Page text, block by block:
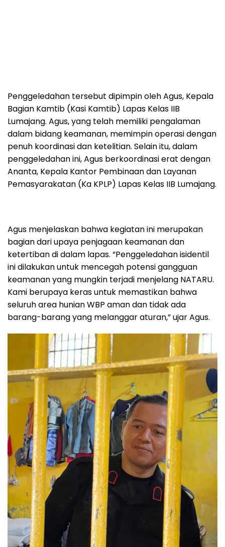
Penggeledahan tersebut dipimpin oleh Agus, Kepala
Bagian Kamtib (Kasi Kamtib) Lapas Kelas IIB
Lumajang. Agus, yang telah memiliki pengalaman
dalam bidang keamanan, memimpin operasi dengan
penuh koordinasi dan ketelitian. Selain itu, dalam
penggeledahan ini, Agus berkoordinasi erat dengan
Ananta, Kepala Kantor Pembinaan dan Layanan
Pemasyarakatan (Ka KPLP) Lapas Kelas IIB Lumajang.
Agus menjelaskan bahwa kegiatan ini merupakan
bagian dari upaya penjagaan keamanan dan
ketertiban di dalam lapas. “Penggeledahan isidentil
ini dilakukan untuk mencegah potensi gangguan
keamanan yang mungkin terjadi menjelang NATARU.
Kami berupaya keras untuk memastikan bahwa
seluruh area hunian WBP aman dan tidak ada
barang-barang yang melanggar aturan,” ujar Agus.